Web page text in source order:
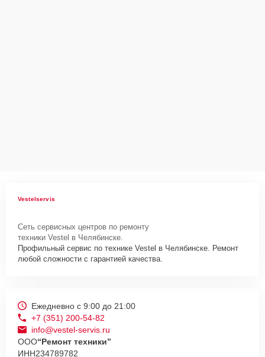
Vestelservis
Сеть сервисных центров по ремонту
техники Vestel в Челябинске.
Профильный сервис по технике Vestel в Челябинске. Ремонт
любой сложности с гарантией качества.
Ежедневно с 9:00 до 21:00
+7 (351) 200-54-82
info@vestel-servis.ru
ООО“Ремонт техники”
ИНН234789782